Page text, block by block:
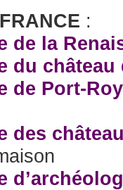
:
de la
du
de Port-
des